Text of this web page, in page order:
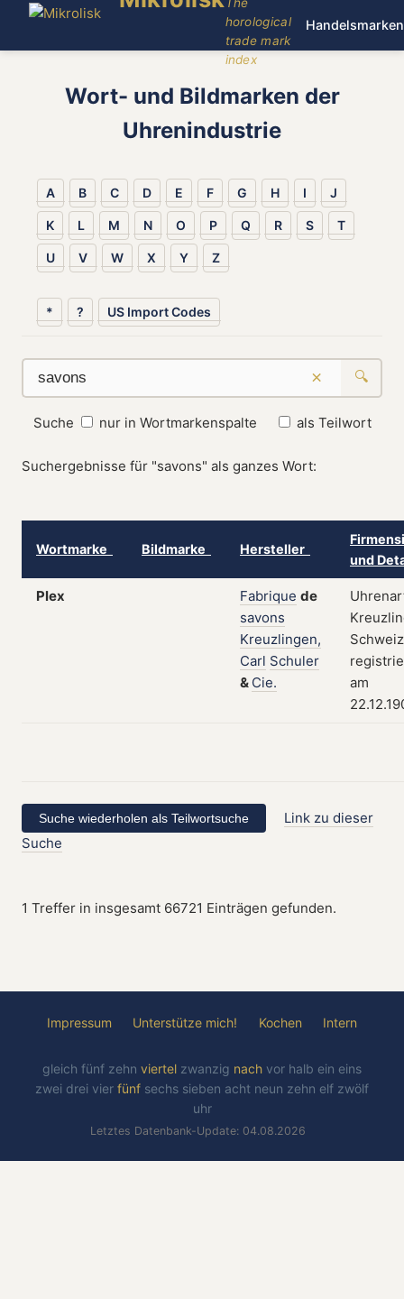
horological
trade mark
index
Handelsmarken
Wort- und Bildmarken der
Uhrenindustrie
A B C D E F G H I J
K L M N O P Q R S T
U V W X Y Z
* ? US Import Codes
× 🔍
Suche nur in Wortmarkenspalte als Teilwort
Suchergebnisse für "savons" als ganzes Wort:
Wortmarke Bildmarke Hersteller
und
Plex Fabrique de
savons
Kreuzlingen,
Carl Schuler
& Cie.
am
Link zu dieser
Suche
1 Treffer in insgesamt 66721 Einträgen gefunden.
Impressum Unterstütze mich! Kochen Intern
gleich fünf zehn viertel zwanzig nach vor halb ein eins
zwei drei vier fünf sechs sieben acht neun zehn elf zwölf
uhr
Letztes Datenbank-Update: 04.08.2026